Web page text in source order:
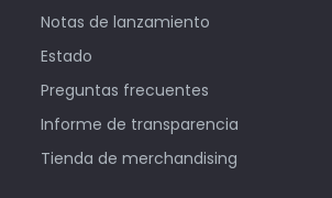
Notas de lanzamiento
Estado
Preguntas frecuentes
Informe de transparencia
Tienda de merchandising